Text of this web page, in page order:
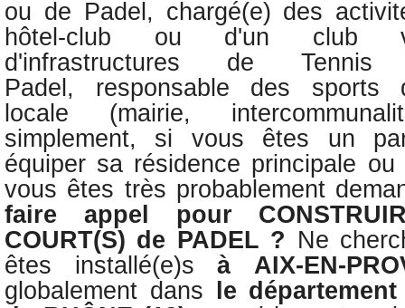
ou de Padel, chargé(e) des
hôtel-club ou d'un club
d'infrastructures de
Padel, responsable des sports
locale (mairie,
simplement, si vous êtes un
équiper sa résidence principale ou
vous êtes très probablement
faire appel pour
COURT(S) de PADEL ? Ne
êtes installé(e)sà
AIX-EN-
globalement dans le